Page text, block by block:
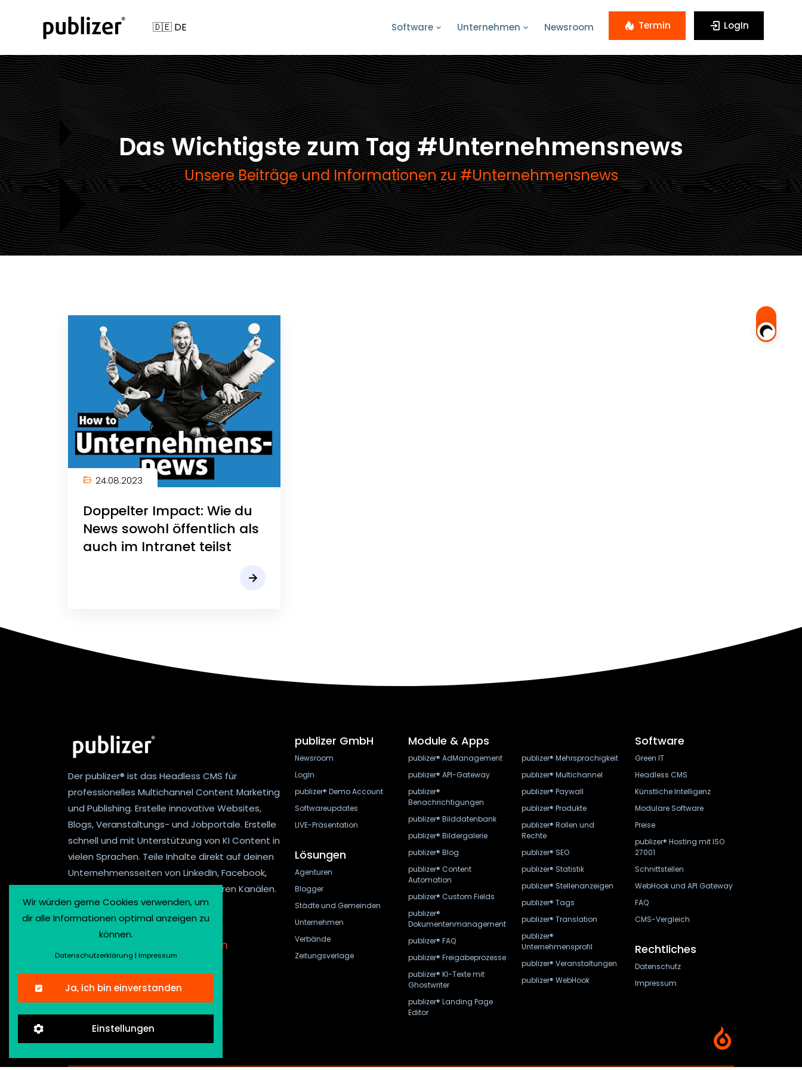
Software Unternehmen Newsroom Termin LogIn
Das Wichtigste zum Tag #Unternehmensnews
Unsere Beiträge und Informationen zu #Unternehmensnews
24.08.2023
Doppelter Impact: Wie du
News sowohl öffentlich als
auch im Intranet teilst
Der publizer® ist das Headless CMS für
professionelles Multichannel Content Marketing
und Publishing. Erstelle innovative Websites,
Blogs, Veranstaltungs- und Jobportale. Erstelle
schnell und mit Unterstützung von KI Content in
vielen Sprachen. Teile Inhalte direkt auf deinen
Unternehmensseiten von LinkedIn, Facebook,
Twitter, Mastodon und vielen anderen Kanälen.
Newsletter anmelden
publizer GmbH
Newsroom
LogIn
publizer® Demo Account
Softwareupdates
LIVE-Präsentation
Lösungen
Agenturen
Blogger
Städte und Gemeinden
Unternehmen
Verbände
Zeitungsverlage
Module & Apps
publizer® AdManagement
publizer® API-Gateway
publizer®
Benachrichtigungen
publizer® Bilddatenbank
publizer® Bildergalerie
publizer® Blog
publizer® Content
Automation
publizer® Custom Fields
publizer®
Dokumentenmanagement
publizer® FAQ
publizer® Freigabeprozesse
publizer® KI-Texte mit
Ghostwriter
publizer® Landing Page
Editor
publizer® Mehrsprachigkeit
publizer® Multichannel
publizer® Paywall
publizer® Produkte
publizer® Rollen und
Rechte
publizer® SEO
publizer® Statistik
publizer® Stellenanzeigen
publizer® Tags
publizer® Translation
publizer®
Unternehmensprofil
publizer® Veranstaltungen
publizer® WebHook
Software
Green IT
Headless CMS
Künstliche Intelligenz
Modulare Software
Preise
publizer® Hosting mit ISO
27001
Schnittstellen
WebHook und API Gateway
FAQ
CMS-Vergleich
Rechtliches
Datenschutz
Impressum
Wir würden gerne Cookies verwenden, um
dir alle Informationen optimal anzeigen zu
können.
Datenschutzerklärung | Impressum
Ja, ich bin einverstanden
Einstellungen